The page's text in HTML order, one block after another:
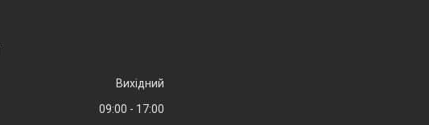
Вихідний
09:00
17:00